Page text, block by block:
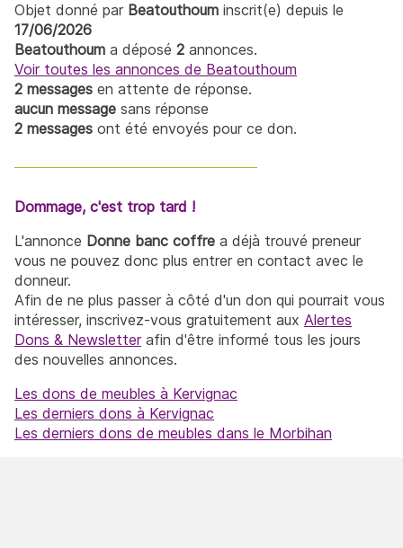
Objet donné par Beatouthoum inscrit(e) depuis le
17/06/2026
Beatouthoum a déposé 2 annonces.
Voir toutes les annonces de Beatouthoum
2 messages en attente de réponse.
aucun message sans réponse
2 messages ont été envoyés pour ce don.
Dommage, c'est trop tard !
L'annonce Donne banc coffre a déjà trouvé preneur
vous ne pouvez donc plus entrer en contact avec le
donneur.
Afin de ne plus passer à côté d'un don qui pourrait vous
intéresser, inscrivez-vous gratuitement aux Alertes
Dons & Newsletterafin d'être informé tous les jours
des nouvelles annonces.
Les dons de meubles à Kervignac
Les derniers dons à Kervignac
Les derniers dons de meubles dans le Morbihan